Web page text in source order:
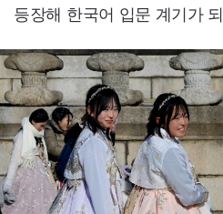
등장해 한국어 입문 계기가